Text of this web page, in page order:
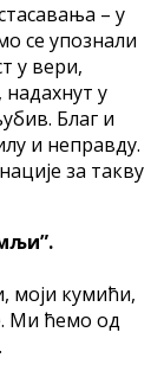
– у
се упознали
у вери,
у
Благ и
и неправду.
за такву
моји кумићи,
Ми ћемо од